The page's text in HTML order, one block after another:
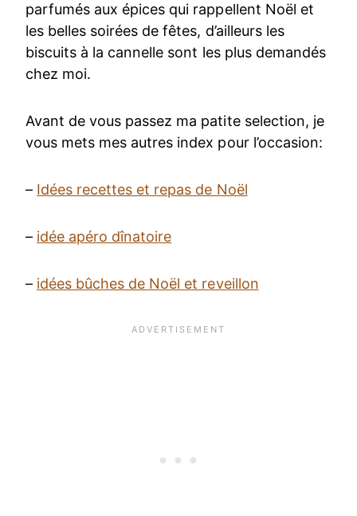
parfumés aux épices qui rappellent Noël et
les belles soirées de fêtes, d’ailleurs les
biscuits à la cannelle sont les plus demandés
chez moi.
Avant de vous passez ma patite selection, je
vous mets mes autres index pour l’occasion:
– Idées recettes et repas de Noël
– idée apéro dînatoire
– idées bûches de Noël et reveillon